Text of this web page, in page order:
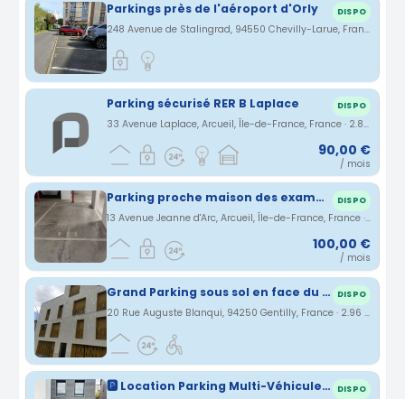
Parkings près de l'aéroport d'Orly DISPO
248 Avenue de Stalingrad, 94550 Chevilly-Larue, France · 2.81 km
Parking sécurisé RER B Laplace DISPO
33 Avenue Laplace, Arcueil, Île-de-France, France · 2.81 km
90,00 €
/ mois
Parking proche maison des examens DISPO
13 Avenue Jeanne d'Arc, Arcueil, Île-de-France, France · 2.91 km
100,00 €
/ mois
Grand Parking sous sol en face du RER B -Gentilly DISPO
20 Rue Auguste Blanqui, 94250 Gentilly, France · 2.96 km
🅿️ Location Parking Multi-Véhicules - Ivry-sur-Seine (94200) proche Paris 13eme Porte d’Italie DISPO